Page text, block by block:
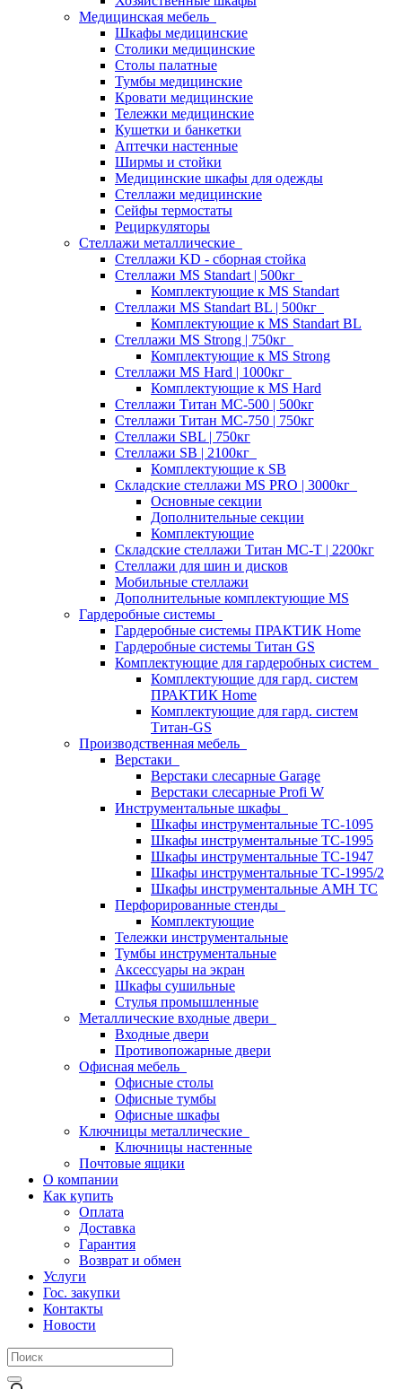
Медицинская мебель
Шкафы медицинские
Столики медицинские
Столы палатные
Тумбы медицинские
Кровати медицинские
Тележки медицинские
Кушетки и банкетки
Аптечки настенные
Ширмы и стойки
Медицинские шкафы для одежды
Стеллажи медицинские
Сейфы термостаты
Рециркуляторы
Стеллажи металлические
Стеллажи KD - сборная стойка
Стеллажи MS Standart | 500кг
Комплектующие к MS Standart
Стеллажи MS Standart BL | 500кг
Комплектующие к MS Standart BL
Стеллажи MS Strong | 750кг
Комплектующие к MS Strong
Стеллажи MS Hard | 1000кг
Комплектующие к MS Hard
Стеллажи Титан МС-500 | 500кг
Стеллажи Титан МС-750 | 750кг
Стеллажи SBL | 750кг
Стеллажи SB | 2100кг
Комплектующие к SB
Складские стеллажи MS PRO | 3000кг
Основные секции
Дополнительные секции
Комплектующие
Складские стеллажи Титан МС-Т | 2200кг
Стеллажи для шин и дисков
Мобильные стеллажи
Дополнительные комплектующие MS
Гардеробные системы
Гардеробные системы ПРАКТИК Home
Гардеробные системы Титан GS
Комплектующие для гардеробных систем
Комплектующие для гард. систем
ПРАКТИК Home
Комплектующие для гард. систем
Титан-GS
Производственная мебель
Верстаки
Верстаки слесарные Garage
Верстаки слесарные Profi W
Инструментальные шкафы
Шкафы инструментальные TC-1095
Шкафы инструментальные TC-1995
Шкафы инструментальные TC-1947
Шкафы инструментальные TC-1995/2
Шкафы инструментальные AMH TC
Перфорированные стенды
Комплектующие
Тележки инструментальные
Тумбы инструментальные
Аксессуары на экран
Шкафы сушильные
Стулья промышленные
Металлические входные двери
Входные двери
Противопожарные двери
Офисная мебель
Офисные столы
Офисные тумбы
Офисные шкафы
Ключницы металлические
Ключницы настенные
Почтовые ящики
О компании
Как купить
Оплата
Доставка
Гарантия
Возврат и обмен
Услуги
Гос. закупки
Контакты
Новости